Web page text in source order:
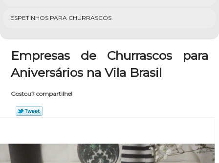
ESPETINHOS PARA CHURRASCOS
Empresas de Churrascos para
Aniversários na Vila Brasil
Gostou? compartilhe!